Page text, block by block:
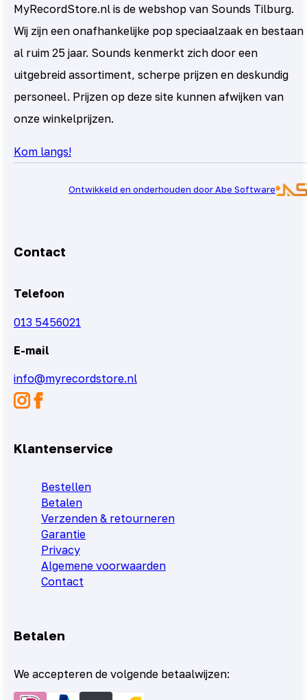
MyRecordStore.nl is de webshop van Sounds Tilburg.
Wij zijn een onafhankelijke pop speciaalzaak en bestaan
al ruim 25 jaar. Sounds kenmerkt zich door een
uitgebreid assortiment, scherpe prijzen en deskundig
personeel. Prijzen op deze site kunnen afwijken van
onze winkelprijzen.
Kom langs!
Ontwikkeld en onderhouden door Abe Software
Contact
Telefoon
013 5456021
E-mail
info@myrecordstore.nl
Klantenservice
Bestellen
Betalen
Verzenden & retourneren
Garantie
Privacy
Algemene voorwaarden
Contact
Betalen
We accepteren de volgende betaalwijzen: